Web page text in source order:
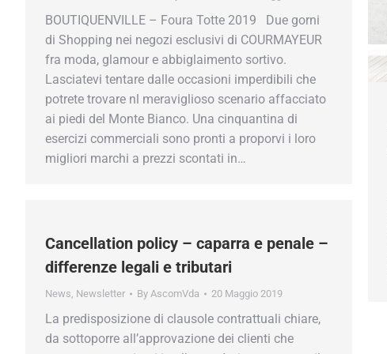
BOUTIQUENVILLE – Foura Totte 2019 Due gorni
di Shopping nei negozi esclusivi di COURMAYEUR
fra moda, glamour e abbiglaimento sortivo.
Lasciatevi tentare dalle occasioni imperdibili che
potrete trovare nl meraviglioso scenario affacciato
ai piedi del Monte Bianco. Una cinquantina di
esercizi commerciali sono pronti a proporvi i loro
migliori marchi a prezzi scontati in…
Cancellation policy – caparra e penale –
differenze legali e tributari
News,Newsletter ByAscomVda 20 Maggio 2019
La predisposizione di clausole contrattuali chiare,
da sottoporre all’approvazione dei clienti che